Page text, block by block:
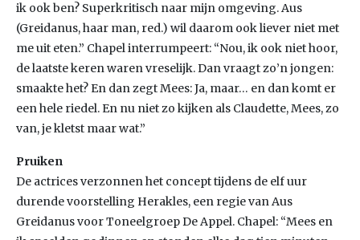
ik ook ben? Superkritisch naar mijn omgeving. Aus
(Greidanus, haar man, red.) wil daarom ook liever niet met
me uit eten.” Chapel interrumpeert: “Nou, ik ook niet hoor,
de laatste keren waren vreselijk. Dan vraagt zo’n jongen:
smaakte het? En dan zegt Mees: Ja, maar… en dan komt er
een hele riedel. En nu niet zo kijken als Claudette, Mees, zo
van, je kletst maar wat.”
Pruiken
De actrices verzonnen het concept tijdens de elf uur
durende voorstelling Herakles, een regie van Aus
Greidanus voor Toneelgroep De Appel. Chapel: “Mees en